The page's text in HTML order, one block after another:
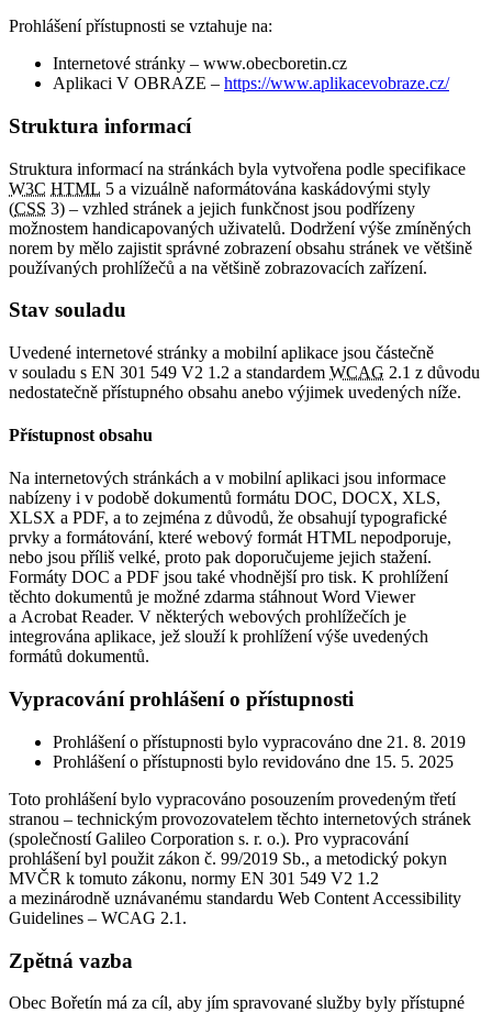
Prohlášení přístupnosti se vztahuje na:
Internetové stránky – www.obecboretin.cz
Aplikaci V OBRAZE – https://www.aplikacevobraze.cz/
Struktura informací
Struktura informací na stránkách byla vytvořena podle specifikace
W3C HTML 5 a vizuálně naformátována kaskádovými styly
(CSS 3) – vzhled stránek a jejich funkčnost jsou podřízeny
možnostem handicapovaných uživatelů. Dodržení výše zmíněných
norem by mělo zajistit správné zobrazení obsahu stránek ve většině
používaných prohlížečů a na většině zobrazovacích zařízení.
Stav souladu
Uvedené internetové stránky a mobilní aplikace jsou částečně
v souladu s EN 301 549 V2 1.2 a standardem WCAG 2.1 z důvodu
nedostatečně přístupného obsahu anebo výjimek uvedených níže.
Přístupnost obsahu
Na internetových stránkách a v mobilní aplikaci jsou informace
nabízeny i v podobě dokumentů formátu DOC, DOCX, XLS,
XLSX a PDF, a to zejména z důvodů, že obsahují typografické
prvky a formátování, které webový formát HTML nepodporuje,
nebo jsou příliš velké, proto pak doporučujeme jejich stažení.
Formáty DOC a PDF jsou také vhodnější pro tisk. K prohlížení
těchto dokumentů je možné zdarma stáhnout Word Viewer
a Acrobat Reader. V některých webových prohlížečích je
integrována aplikace, jež slouží k prohlížení výše uvedených
formátů dokumentů.
Vypracování prohlášení o přístupnosti
Prohlášení o přístupnosti bylo vypracováno dne 21. 8. 2019
Prohlášení o přístupnosti bylo revidováno dne 15. 5. 2025
Toto prohlášení bylo vypracováno posouzením provedeným třetí
stranou – technickým provozovatelem těchto internetových stránek
(společností Galileo Corporation s. r. o.). Pro vypracování
prohlášení byl použit zákon č. 99/2019 Sb., a metodický pokyn
MVČR k tomuto zákonu, normy EN 301 549 V2 1.2
a mezinárodně uznávanému standardu Web Content Accessibility
Guidelines – WCAG 2.1.
Zpětná vazba
Obec Bořetín má za cíl, aby jím spravované služby byly přístupné